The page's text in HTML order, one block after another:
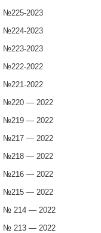
№225-2023
№224-2023
№223-2023
№222-2022
№221-2022
№220 — 2022
№219 — 2022
№217 — 2022
№218 — 2022
№216 — 2022
№215 — 2022
№ 214 — 2022
№ 213 — 2022